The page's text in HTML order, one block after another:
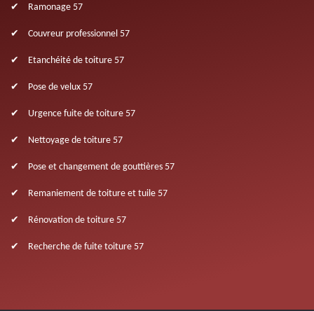
Ramonage 57
Couvreur professionnel 57
Etanchéité de toiture 57
Pose de velux 57
Urgence fuite de toiture 57
Nettoyage de toiture 57
Pose et changement de gouttières 57
Remaniement de toiture et tuile 57
Rénovation de toiture 57
Recherche de fuite toiture 57